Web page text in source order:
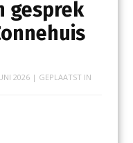
gesprek
2026| GEPLAATST IN